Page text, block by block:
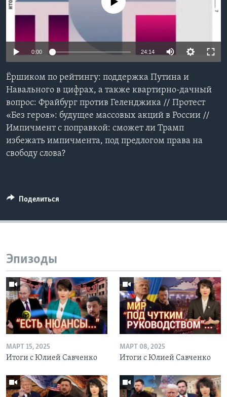
Learning English
Языки
No media source currently available
0:00 24:14
Ёршиком по рейтингу: поддержка Путина и
Навального в цифрах, а также квартирно-дачный
вопрос: Фрайбург против Геленджика // Протест
«Без героя»: будущее массовых акций в России //
Импичмент с поправкой: сможет ли Трамп
избежать импичмента, под предлогом права на
свободу слова?
Поделиться
Эпизоды
МАРТ 15, 2025
Итоги с Юлией Савченко
МАРТ 08, 2025
Итоги с Юлией Савченко